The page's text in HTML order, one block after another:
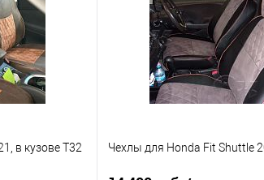
в кузове T32 Чехлы для Honda Fit Shuttle